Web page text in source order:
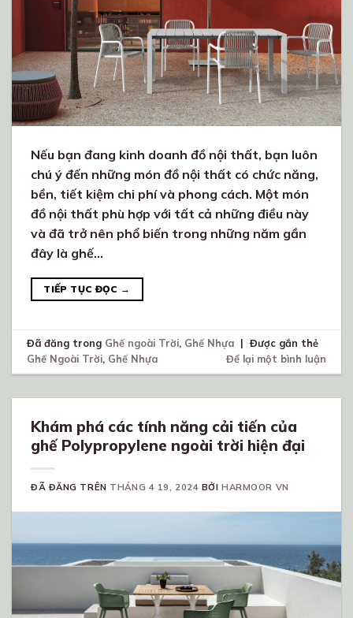
Nếu bạn đang kinh doanh đồ nội thất, bạn luôn
chú ý đến những món đồ nội thất có chức năng,
bền, tiết kiệm chi phí và phong cách. Một món
đồ nội thất phù hợp với tất cả những điều này
và đã trở nên phổ biến trong những năm gần
đây là ghế…
TIẾP TỤC ĐỌC →
Đã đăng trong Ghế ngoài Trời, Ghế Nhựa | Được gắn thẻ
Ghế Ngoài Trời, Ghế Nhựa Để lại một bình luận
Khám phá các tính năng cải tiến của
ghế Polypropylene ngoài trời hiện đại
ĐÃ ĐĂNG TRÊN THÁNG 4 19, 2024 BỞIHARMOOR VN